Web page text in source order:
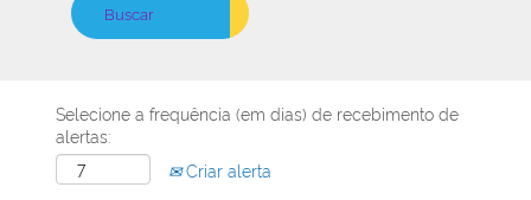
Selecione a frequência (em dias) de recebimento de
alertas:
Criar alerta